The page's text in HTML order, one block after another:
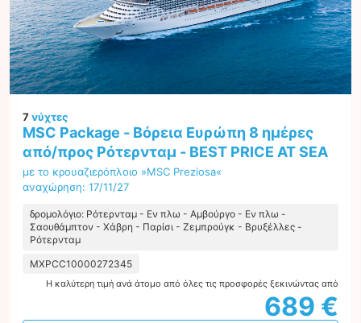
7νύχτες
MSC Package - Βόρεια Ευρώπη 8 ημέρες
από/προς Ρότερνταμ - BEST PRICE AT SEA
με το κρουαζιερόπλοιο »MSC Preziosa«
αναχώρηση: 17/11/27
δρομολόγιο: Ρότερνταμ - Εν πλω - Αμβούργο - Εν πλω -
Σαουθάμπτον - Χάβρη - Παρίσι - Ζεμπρούγκ - Βρυξέλλες -
Ρότερνταμ
MXPCC10000272345
Η καλύτερη τιμή ανά άτομο από όλες τις προσφορές ξεκινώντας από
689 €